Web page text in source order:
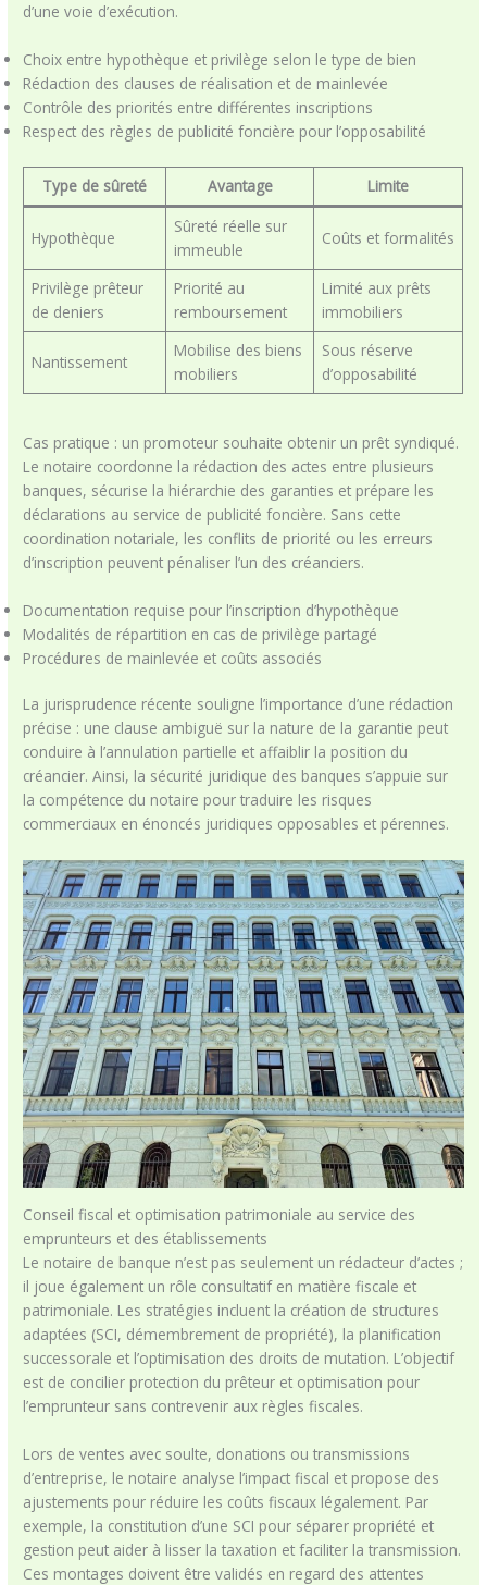
d’une voie d’exécution.
Choix entre hypothèque et privilège selon le type de bien
Rédaction des clauses de réalisation et de mainlevée
Contrôle des priorités entre différentes inscriptions
Respect des règles de publicité foncière pour l’opposabilité
Type de sûreté Avantage Limite
Hypothèque
Sûreté réelle sur
immeuble
Coûts et formalités
Privilège prêteur
de deniers
Priorité au
remboursement
Limité aux prêts
immobiliers
Nantissement
Mobilise des biens
mobiliers
Sous réserve
d’opposabilité
Cas pratique : un promoteur souhaite obtenir un prêt syndiqué.
Le notaire coordonne la rédaction des actes entre plusieurs
banques, sécurise la hiérarchie des garanties et prépare les
déclarations au service de publicité foncière. Sans cette
coordination notariale, les conflits de priorité ou les erreurs
d’inscription peuvent pénaliser l’un des créanciers.
Documentation requise pour l’inscription d’hypothèque
Modalités de répartition en cas de privilège partagé
Procédures de mainlevée et coûts associés
La jurisprudence récente souligne l’importance d’une rédaction
précise : une clause ambiguë sur la nature de la garantie peut
conduire à l’annulation partielle et affaiblir la position du
créancier. Ainsi, la sécurité juridique des banques s’appuie sur
la compétence du notaire pour traduire les risques
commerciaux en énoncés juridiques opposables et pérennes.
Conseil fiscal et optimisation patrimoniale au service des
emprunteurs et des établissements
Le notaire de banque n’est pas seulement un rédacteur d’actes ;
il joue également un rôle consultatif en matière fiscale et
patrimoniale. Les stratégies incluent la création de structures
adaptées (SCI, démembrement de propriété), la planification
successorale et l’optimisation des droits de mutation. L’objectif
est de concilier protection du prêteur et optimisation pour
l’emprunteur sans contrevenir aux règles fiscales.
Lors de ventes avec soulte, donations ou transmissions
d’entreprise, le notaire analyse l’impact fiscal et propose des
ajustements pour réduire les coûts fiscaux légalement. Par
exemple, la constitution d’une SCI pour séparer propriété et
gestion peut aider à lisser la taxation et faciliter la transmission.
Ces montages doivent être validés en regard des attentes